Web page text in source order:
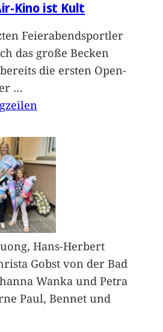
Kino ist Kult
Feierabendsportler
das große Becken
die ersten Open-
…
Hans-Herbert
Gobst von der Bad
Wanka und Petra
Paul, Bennet und